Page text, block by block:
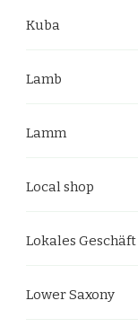
Kuba
Lamb
Lamm
Local shop
Lokales Geschäft
Lower Saxony